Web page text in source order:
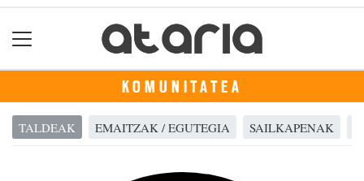
KOMUNITATEA
TALDEAK EMAITZAK / EGUTEGIA SAILKAPENAK